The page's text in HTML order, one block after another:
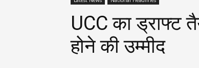
UCC का ड्राफ्ट
होने की उम्मीद